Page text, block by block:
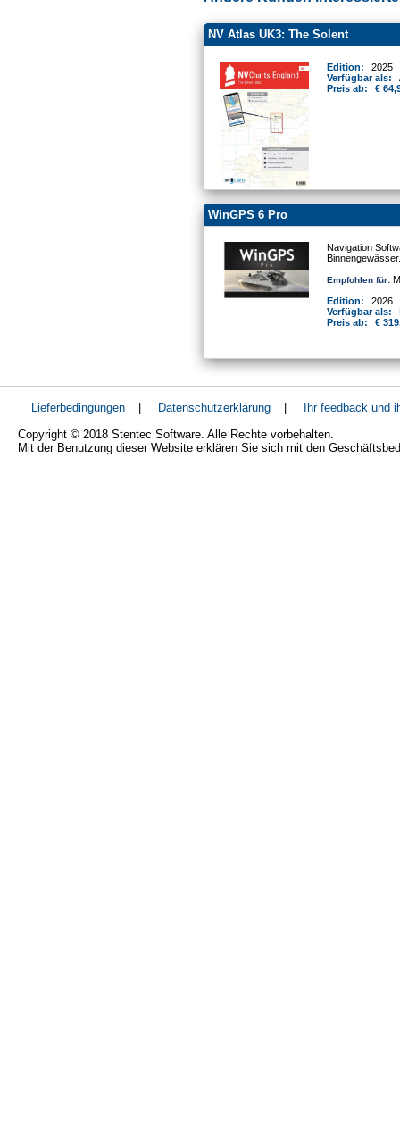
NV Atlas UK3: The Solent
Edition:
2025
Verfügbar als:
Preis ab:
€
WinGPS 6 Pro
Navigation
Binnengewässer.
Empfohlen für:
Edition:
2026
Verfügbar als:
Preis ab:
€
Lieferbedingungen | Datenschutzerklärung |
Ihr feedback und
Copyright © 2018 Stentec Software. Alle Rechte vorbehalten.
Mit der Benutzung dieser Website erklären Sie sich mit den